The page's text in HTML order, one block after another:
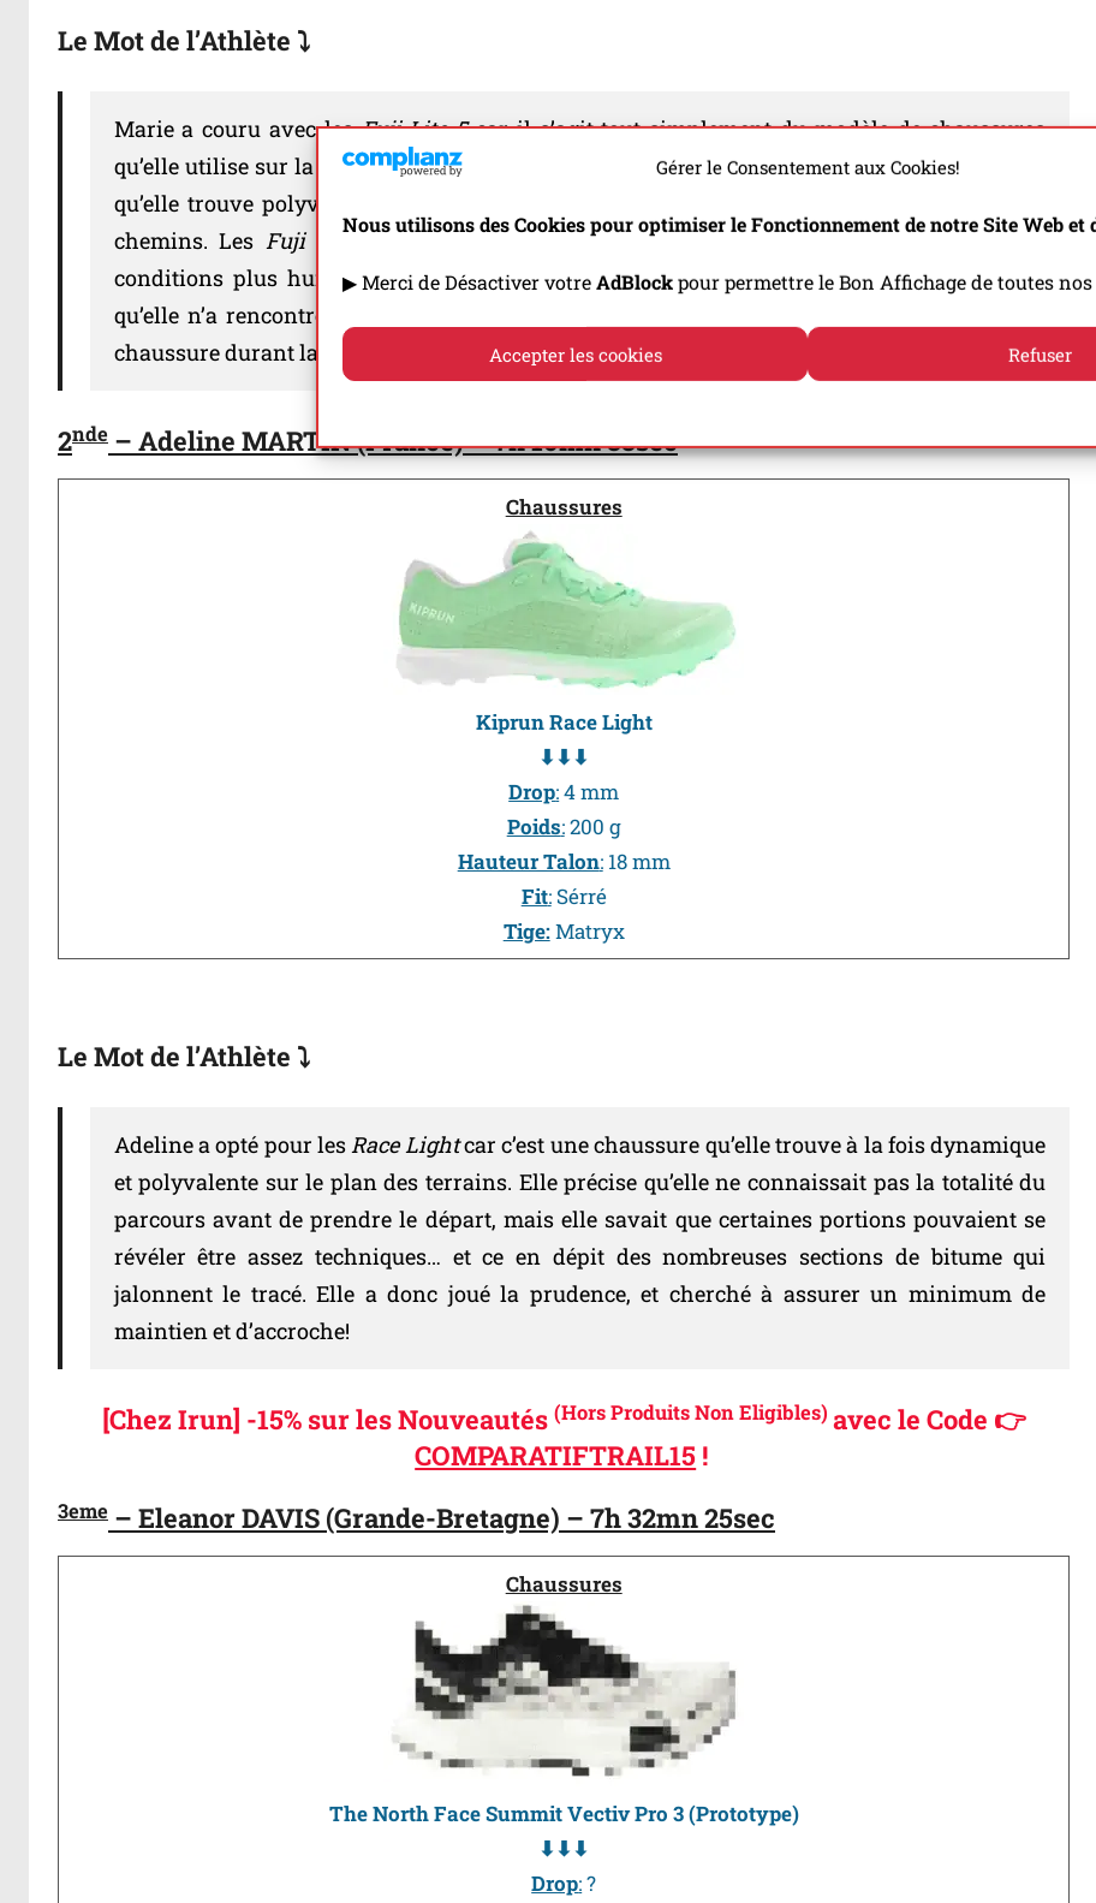
Gérer le Consentement aux Cookies!
Nous utilisons des Cookies pour optimiser le Fonctionnement de notre Site Web et
▶ Merci de Désactiver votreAdBlockpour permettre le Bon Affichage de toutes nos
Accepter les cookies Refuser
Le Mot de l’Athlète ⤵️
Marie a couru avec lesFuji Lite 5car il s’agit tout simplement du modèle de chaussures
qu’elle utilise sur la plupart des compétitions auxquelles elle participe. C’est une chaussure
qu’elle trouve polyvalente: elle passe en effet partout, aussi bien sur la route que sur les
chemins. Les Fuji Lite 5ont également pour avantage d’être assez bien adaptées aux
conditions plus humides qu’on peut rencontrer sur la Sainté-Lyon. Marie précise enfin
qu’elle n’a rencontré aucun problème d’échauffement ou de douleur aux pieds avec cette
chaussure durant la course!
2nde – Adeline MARTIN (France) – 7h 10mn 33sec
Chaussures
Kiprun Race Light
⬇⬇⬇
Drop:4 mm
Poids:200 g
Hauteur Talon:18 mm
Fit:Sérré
Tige:Matryx
Le Mot de l’Athlète ⤵️
Adeline a opté pour lesRace Lightcar c’est une chaussure qu’elle trouve à la fois dynamique
et polyvalente sur le plan des terrains. Elle précise qu’elle ne connaissait pas la totalité du
parcours avant de prendre le départ, mais elle savait que certaines portions pouvaient se
révéler être assez techniques… et ce en dépit des nombreuses sections de bitume qui
jalonnent le tracé. Elle a donc joué la prudence, et cherché à assurer un minimum de
maintien et d’accroche!
[Chez Irun] -15% sur les Nouveautés (Hors Produits Non Eligibles) avec le Code 👉
COMPARATIFTRAIL15 !
3eme – Eleanor DAVIS (Grande-Bretagne) – 7h 32mn 25sec
Chaussures
The North Face Summit Vectiv Pro 3 (Prototype)
⬇⬇⬇
Drop:?